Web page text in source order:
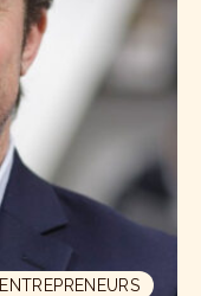
ENTREPRENEURS